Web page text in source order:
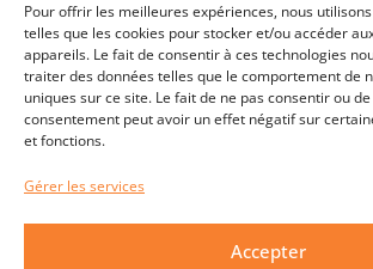
Pour offrir les meilleures expériences, nous
telles que les cookies pour stocker et/ou accéder
appareils. Le fait de consentir à ces technologies
traiter des données telles que le comportement de
uniques sur ce site. Le fait de ne pas consentir ou
consentement peut avoir un effet négatif sur
et fonctions.
Gérer les services
Accepter
Biens Immobiliers Par Région
Auvergne-Rhône-Alpes
Centre-Val de Loire
Nouvelle-Aquitaine
Occitanie